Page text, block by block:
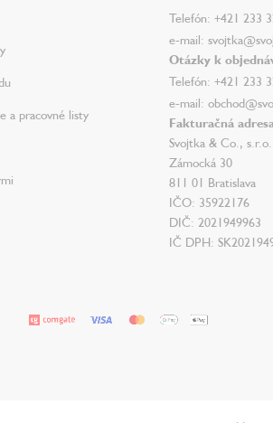
a pracovné listy
Telefón: +421 233
e-mail:
Otázky k
Telefón: +421 233
e-mail:
Fakturačná
Svojtka & Co., s.r.o.
Zámocká 30
811 01 Bratislava
IČO: 35922176
DIČ: 2021949963
IČ DPH: